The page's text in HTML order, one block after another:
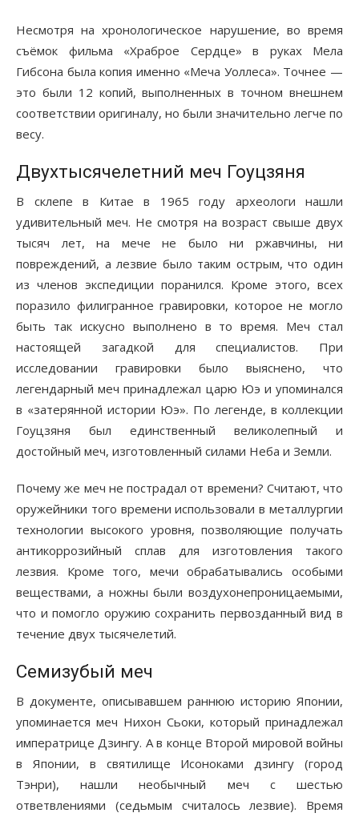
Несмотря на хронологическое нарушение, во время
съёмок фильма «Храброе Сердце» в руках Мела
Гибсона была копия именно «Меча Уоллеса». Точнее —
это были 12 копий, выполненных в точном внешнем
соответствии оригиналу, но были значительно легче по
весу.
Двухтысячелетний меч Гоуцзяня
В склепе в Китае в 1965 году археологи нашли
удивительный меч. Не смотря на возраст свыше двух
тысяч лет, на мече не было ни ржавчины, ни
повреждений, а лезвие было таким острым, что один
из членов экспедиции поранился. Кроме этого, всех
поразило филигранное гравировки, которое не могло
быть так искусно выполнено в то время. Меч стал
настоящей загадкой для специалистов. При
исследовании гравировки было выяснено, что
легендарный меч принадлежал царю Юэ и упоминался
в «затерянной истории Юэ». По легенде, в коллекции
Гоуцзяня был единственный великолепный и
достойный меч, изготовленный силами Неба и Земли.
Почему же меч не пострадал от времени? Считают, что
оружейники того времени использовали в металлургии
технологии высокого уровня, позволяющие получать
антикоррозийный сплав для изготовления такого
лезвия. Кроме того, мечи обрабатывались особыми
веществами, а ножны были воздухонепроницаемыми,
что и помогло оружию сохранить первозданный вид в
течение двух тысячелетий.
Семизубый меч
В документе, описывавшем раннюю историю Японии,
упоминается меч Нихон Сьоки, который принадлежал
императрице Дзингу. А в конце Второй мировой войны
в Японии, в святилище Исоноками дзингу (город
Тэнри), нашли необычный меч с шестью
ответвлениями (седьмым считалось лезвие). Время